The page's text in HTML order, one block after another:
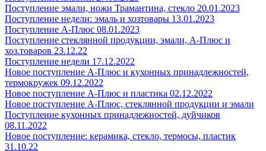
Поступление эмали, ножи Трамантина, стекло 20.01.2023
Поступление недели: эмаль и хозтовары 13.01.2023
Поступление А-Плюс 08.01.2023
Поступление стеклянной продукции, эмали, А-Плюс и
хоз.товаров 23.12.22
Поступление недели 17.12.2022
Новое поступление А-Плюс и кухонных принадлежностей,
термокружек 09.12.2022
Новое поступление А-Плюс и пластика 02.12.2022
Новое поступление А-Плюс, стеклянной продукции и эмали
Поступление кухонных принадлежностей, дуйчиков
08.11.2022
Новое поступление: керамика, стекло, термосы, пластик
31.10.22